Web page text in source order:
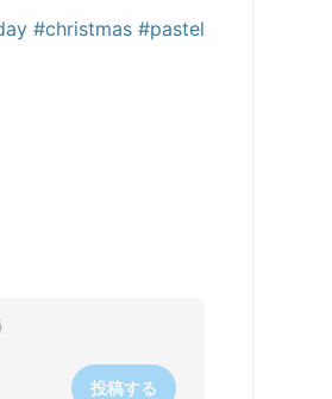
#christmas #pastel
投稿する